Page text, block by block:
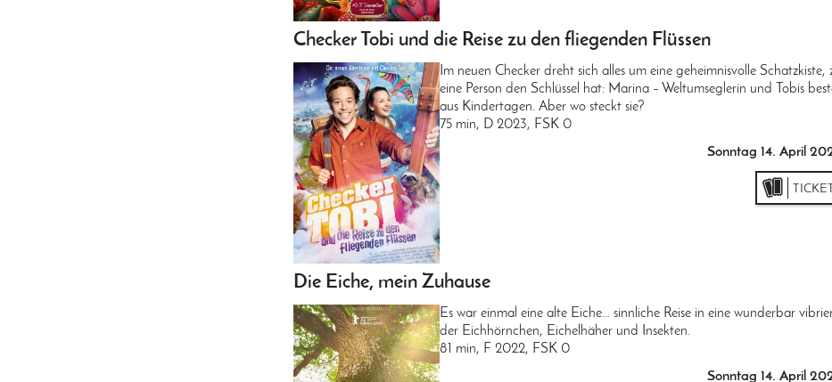
Checker Tobi und die Reise zu den fliegenden Flüssen
Im neuen Checker dreht sich alles um eine geheimnisvolle Schatzkiste,
eine Person den Schlüssel hat: Marina – Weltumseglerin und Tobis
aus Kindertagen. Aber wo steckt sie?
75 min, D 2023, FSK 0
Sonntag 14. April
Die Eiche, mein Zuhause
Es war einmal eine alte Eiche… sinnliche Reise in eine wunderbar
der Eichhörnchen, Eichelhäher und Insekten.
81 min, F 2022, FSK 0
Sonntag 14. April